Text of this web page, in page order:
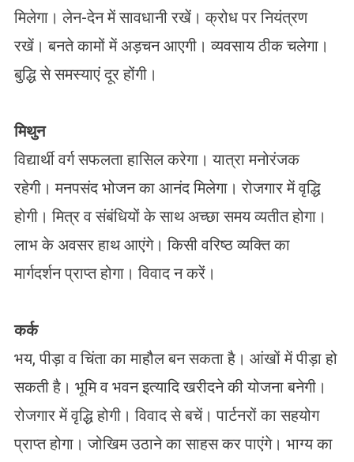
मिलेगा। लेन-देन में सावधानी रखें। क्रोध पर नियंत्रण
रखें। बनते कामों में अड़चन आएगी। व्यवसाय ठीक चलेगा।
बुद्धि से समस्याएं दूर होंगी।
मिथुन
विद्यार्थी वर्ग सफलता हासिल करेगा। यात्रा मनोरंजक
रहेगी। मनपसंद भोजन का आनंद मिलेगा। रोजगार में वृद्धि
होगी। मित्र व संबंधियों के साथ अच्छा समय व्यतीत होगा।
लाभ के अवसर हाथ आएंगे। किसी वरिष्ठ व्यक्ति का
मार्गदर्शन प्राप्त होगा। विवाद न करें।
कर्क
भय, पीड़ा व चिंता का माहौल बन सकता है। आंखों में पीड़ा हो
सकती है। भूमि व भवन इत्यादि खरीदने की योजना बनेगी।
रोजगार में वृद्धि होगी। विवाद से बचें। पार्टनरों का सहयोग
प्राप्त होगा। जोखिम उठाने का साहस कर पाएंगे। भाग्य का